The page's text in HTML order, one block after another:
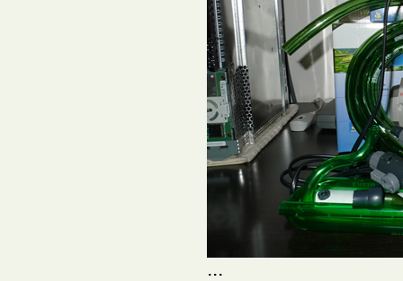
...